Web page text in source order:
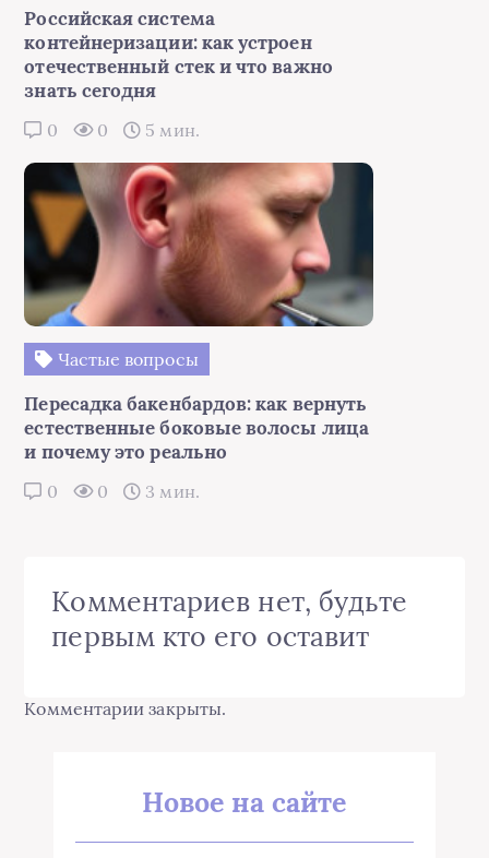
Российская система
контейнеризации: как устроен
отечественный стек и что важно
знать сегодня
0 0 5 мин.
Частые вопросы
Пересадка бакенбардов: как вернуть
естественные боковые волосы лица
и почему это реально
0 0 3 мин.
Комментариев нет, будьте
первым кто его оставит
Комментарии закрыты.
Новое на сайте